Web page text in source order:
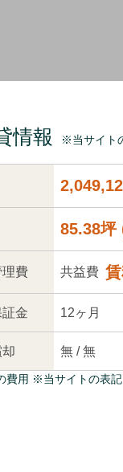
情報 ※当サイト
85.38坪
費 共益費
金 12ヶ月
無 /無
費用 ※当サイトの表記